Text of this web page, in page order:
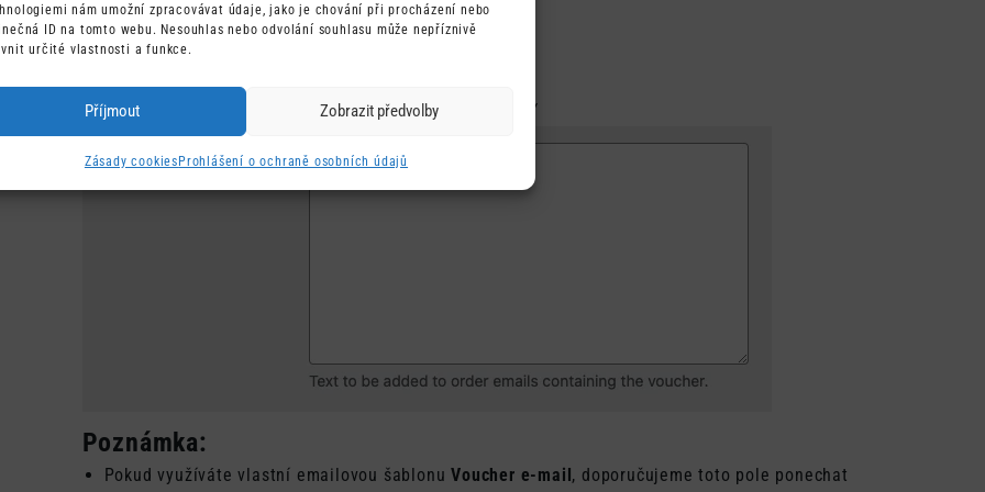
nám umožní zpracovávat údaje, jako je chování při procházení nebo
ID na tomto webu. Nesouhlas nebo odvolání souhlasu může nepříznivě
určité vlastnosti a funkce.
Příjmout Zobrazit předvolby
Zásady cookiesProhlášení o ochraně osobních údajů
Vouchers.
Najděte poleDoplňující text do emailů
„Váš dárkový voucher naleznete v příloze tohoto emailu.“
Poznámka:
Pokud využíváte vlastní emailovou šablonuVoucher e-mail, doporučujeme toto pole ponechat